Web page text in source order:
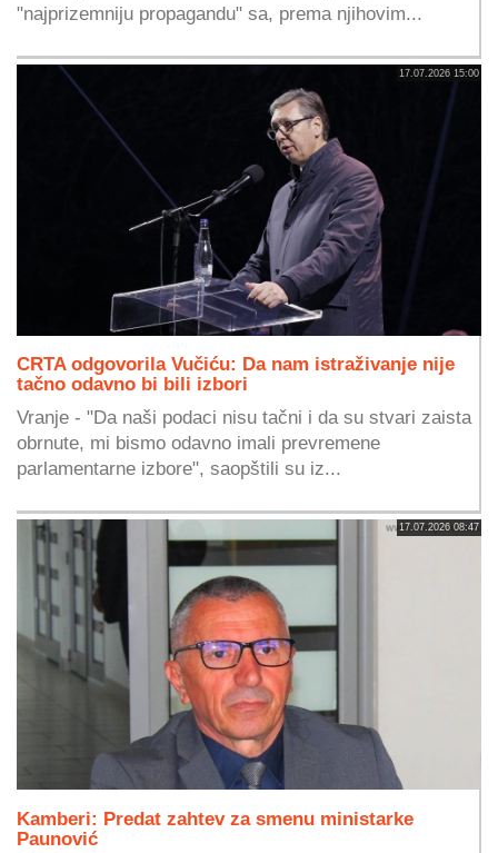
"najprizemniju propagandu" sa, prema njihovim...
17.07.2026 15:00
CRTA odgovorila Vučiću: Da nam istraživanje nije
tačno odavno bi bili izbori
Vranje - "Da naši podaci nisu tačni i da su stvari zaista
obrnute, mi bismo odavno imali prevremene
parlamentarne izbore", saopštili su iz...
17.07.2026 08:47
Kamberi: Predat zahtev za smenu ministarke
Paunović